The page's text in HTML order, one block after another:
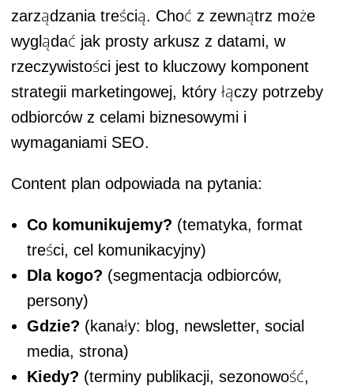
zarządzania treścią. Choć z zewnątrz może
wyglądać jak prosty arkusz z datami, w
rzeczywistości jest to kluczowy komponent
strategii marketingowej, który łączy potrzeby
odbiorców z celami biznesowymi i
wymaganiami SEO.
Content plan odpowiada na pytania:
Co komunikujemy? (tematyka, format
treści, cel komunikacyjny)
Dla kogo? (segmentacja odbiorców,
persony)
Gdzie? (kanały: blog, newsletter, social
media, strona)
Kiedy? (terminy publikacji, sezonowość,